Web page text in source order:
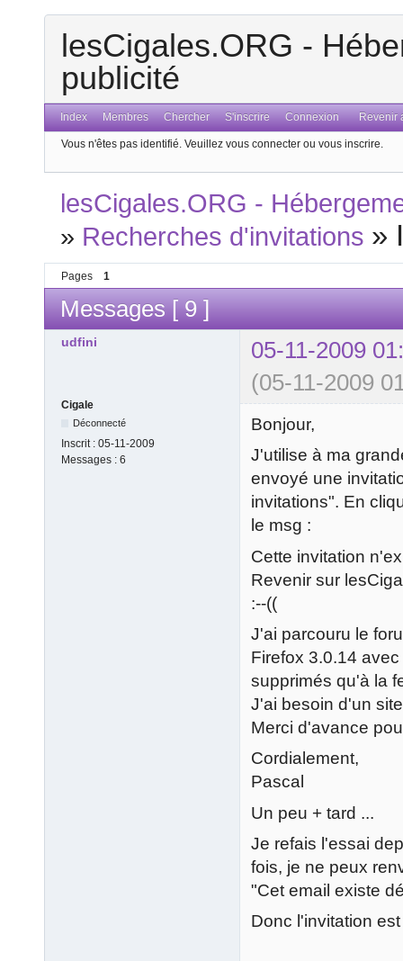
lesCigales.ORG -
publicité
Index Membres Chercher S'inscrire Connexion Revenir
Vous n'êtes pas identifié. Veuillez vous connecter ou vous inscrire.
lesCigales.ORG -
» Recherches d'invitations »
Pages 1
Messages [ 9 ]
udfini
05-11-2009
(05-11-2009
Cigale
Déconnecté
Inscrit : 05-11-2009
Messages : 6
Bonjour,
J'utilise à ma
envoyé une
invitations". En
le msg :
Cette invitation
Revenir sur
:--((
J'ai parcouru le
Firefox 3.0.14
supprimés qu'à la
J'ai besoin d'un
Merci d'avance
Cordialement,
Pascal
Un peu + tard ...
Je refais l'essai
fois, je ne peux
"Cet email existe
Donc l'invitation